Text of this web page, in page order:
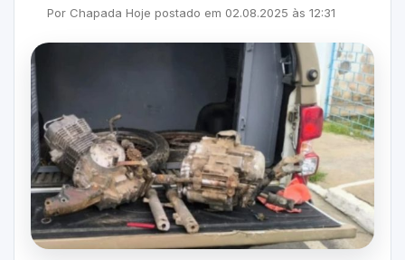
Por Chapada Hoje postado em 02.08.2025 às 12:31